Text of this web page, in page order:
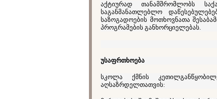
აქტიურად თანამშრომლობს
საგანმანათლებლო
საზოგადოების მოთხოვნათა
პროგრამების განხორციელებას.
უსაფრთხოება
სკოლა ქმნის
აღსაზრდელთათვის: